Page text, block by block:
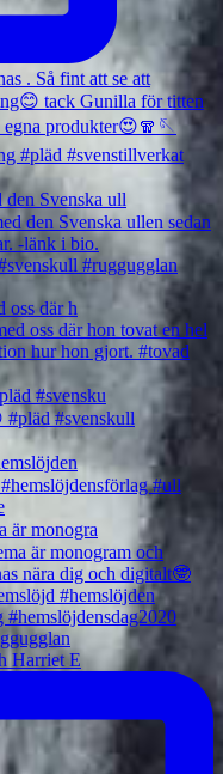
Svenska ull
oss där h
#svensku
är monogra
Harriet E